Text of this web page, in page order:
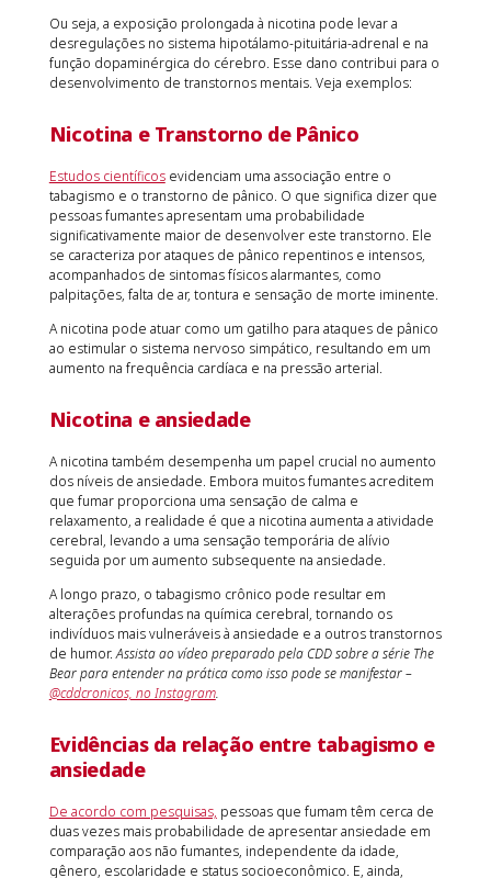
Ou seja, a exposição prolongada à nicotina pode levar a
desregulações no sistema hipotálamo-pituitária-adrenal e na
função dopaminérgica do cérebro. Esse dano contribui para o
desenvolvimento de transtornos mentais. Veja exemplos:
Nicotina e Transtorno de Pânico
Estudos científicosevidenciam uma associação entre o
tabagismo e o transtorno de pânico. O que significa dizer que
pessoas fumantes apresentam uma probabilidade
significativamente maior de desenvolver este transtorno. Ele
se caracteriza por ataques de pânico repentinos e intensos,
acompanhados de sintomas físicos alarmantes, como
palpitações, falta de ar, tontura e sensação de morte iminente.
A nicotina pode atuar como um gatilho para ataques de pânico
ao estimular o sistema nervoso simpático, resultando em um
aumento na frequência cardíaca e na pressão arterial.
Nicotina e ansiedade
A nicotina também desempenha um papel crucial no aumento
dos níveis de ansiedade. Embora muitos fumantes acreditem
que fumar proporciona uma sensação de calma e
relaxamento, a realidade é que a nicotina aumenta a atividade
cerebral, levando a uma sensação temporária de alívio
seguida por um aumento subsequente na ansiedade.
A longo prazo, o tabagismo crônico pode resultar em
alterações profundas na química cerebral, tornando os
indivíduos mais vulneráveis à ansiedade e a outros transtornos
de humor.Assista ao vídeo preparado pela CDD sobre a série The
Bear para entender na prática como isso pode se manifestar –
@cddcronicos, no Instagram.
Evidências da relação entre tabagismo e
ansiedade
De acordo com pesquisas, pessoas que fumam têm cerca de
duas vezes mais probabilidade de apresentar ansiedade em
comparação aos não fumantes, independente da idade,
gênero, escolaridade e status socioeconômico. E, ainda,